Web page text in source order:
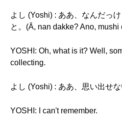
よし (Yoshi) : ああ、なんだっ
と。(Ā, nan dakke? Ano, mushi
YOSHI: Oh, what is it? Well,
collecting.
よし (Yoshi) : ああ、思い出せ
YOSHI: I can't remember.